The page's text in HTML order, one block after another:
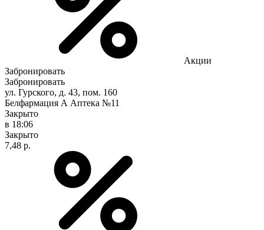
Акции
Забронировать
Забронировать
ул. Гурского, д. 43, пом. 160
Белфармация А Аптека №11
Закрыто
в 18:06
Закрыто
7,48 р.